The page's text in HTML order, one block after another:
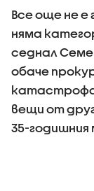
Все още не е
няма
седнал
обаче
вещи от
35-годишния